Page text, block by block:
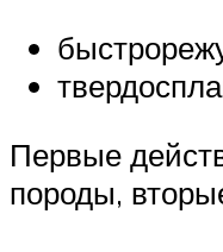
Первые
породы,